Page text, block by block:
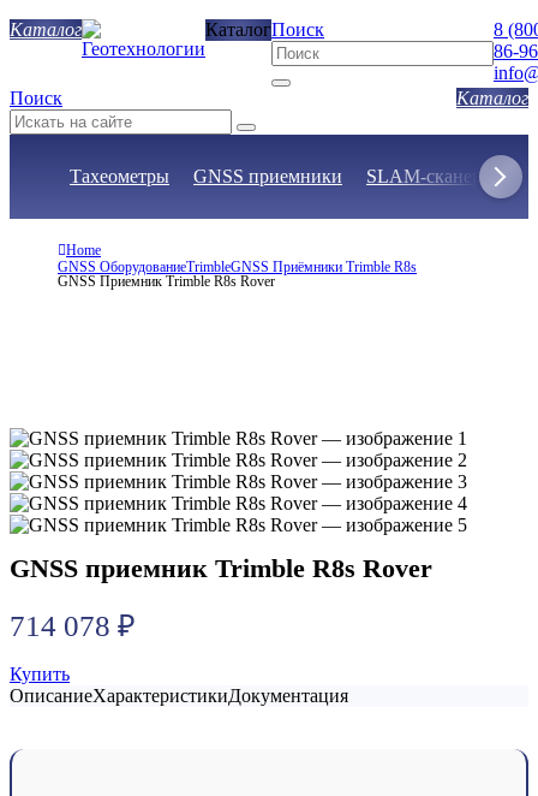
КаталогПоиск
8
86-96
Поиск
Тахеометры GNSS приемники SLAM-сканеры
Home
GNSS ОборудованиеTrimbleGNSS Приёмники Trimble R8s
GNSS Приемник Trimble R8s Rover
GNSS приемник Trimble R8s Rover
714 078 ₽
Купить
ОписаниеХарактеристикиДокументация